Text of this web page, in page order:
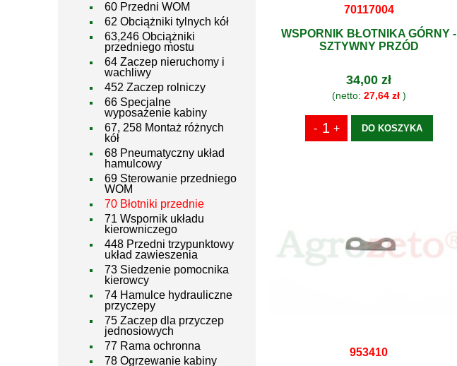
60 Przedni WOM
62 Obciążniki tylnych kół
63,246 Obciążniki
przedniego mostu
64 Zaczep nieruchomy i
wachliwy
452 Zaczep rolniczy
66 Specjalne
wyposażenie kabiny
67, 258 Montaż różnych
kół
68 Pneumatyczny układ
hamulcowy
69 Sterowanie przedniego
WOM
70 Błotniki przednie
71 Wspornik układu
kierowniczego
448 Przedni trzypunktowy
układ zawieszenia
73 Siedzenie pomocnika
kierowcy
74 Hamulce hydrauliczne
przyczepy
75 Zaczep dla przyczep
jednosiowych
77 Rama ochronna
78 Ogrzewanie kabiny
70117004
WSPORNIK BŁOTNIKA GÓRNY -
SZTYWNY PRZÓD
34,00 zł
(netto: 27,64 zł)
DO KOSZYKA
953410